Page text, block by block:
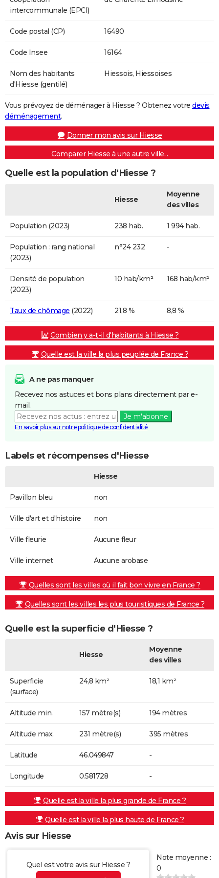
intercommunale (EPCI)
Code postal (CP) 16490
Code Insee 16164
Nom des habitants
d'Hiesse (gentilé)
Hiessois, Hiessoises
Vous prévoyez de déménager à Hiesse ? Obtenez votre devis
déménagement.
Donner mon avis sur Hiesse
Comparer Hiesse à une autre ville...
Quelle est la population d'Hiesse ?
Hiesse
Moyenne
des villes
Population (2023) 238 hab. 1 994 hab.
Population : rang national
(2023)
n°24 232 -
Densité de population
(2023)
10 hab/km² 168 hab/km²
Taux de chômage (2022) 21,8 % 8,8 %
Combien y a-t-il d'habitants à Hiesse ?
Quelle est la ville la plus peuplée de France ?
A ne pas manquer
Recevez nos astuces et bons plans directement par e-
mail.
Je m'abonne
En savoir plus sur notre politique de confidentialité
Labels et récompenses d'Hiesse
Hiesse
Pavillon bleu non
Ville d'art et d'histoire non
Ville fleurie Aucune fleur
Ville internet Aucune arobase
Quelles sont les villes où il fait bon vivre en France ?
Quelles sont les villes les plus touristiques de France ?
Quelle est la superficie d'Hiesse ?
Hiesse
Moyenne
des villes
Superficie
(surface)
24,8 km² 18,1 km²
Altitude min. 157 mètre(s) 194 mètres
Altitude max. 231 mètre(s) 395 mètres
Latitude 46.049847 -
Longitude 0.581728 -
Quelle est la ville la plus grande de France ?
Quelle est la ville la plus haute de France ?
Avis sur Hiesse
Quel est votre avis sur Hiesse ?
Note moyenne :
0